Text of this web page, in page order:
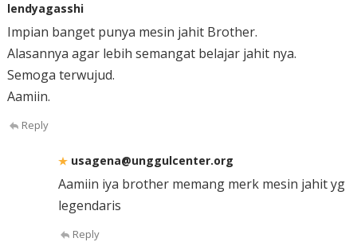
lendyagasshi
Impian banget punya mesin jahit Brother.
Alasannya agar lebih semangat belajar jahit nya.
Semoga terwujud.
Aamiin.
Reply
usagena@unggulcenter.org
Aamiin iya brother memang merk mesin jahit yg
legendaris
Reply